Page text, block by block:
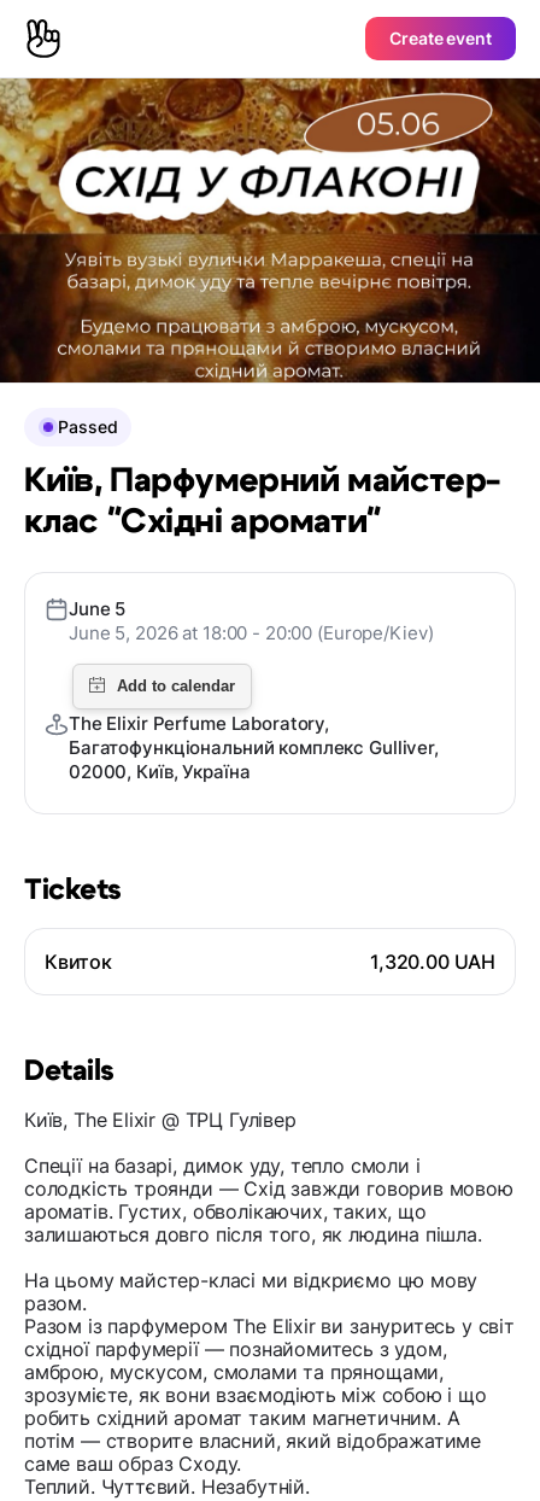
Create event
Tickets
Квиток 1,320.00 UAH
Details
Київ, The Elixir @ ТРЦ Гулівер
Спеції на базарі, димок уду, тепло смоли і
солодкість троянди — Схід завжди говорив мовою
ароматів. Густих, обволікаючих, таких, що
залишаються довго після того, як людина пішла.
На цьому майстер-класі ми відкриємо цю мову
разом.
Разом із парфумером The Elixir ви зануритесь у світ
східної парфумерії — познайомитесь з удом,
амброю, мускусом, смолами та прянощами,
зрозумієте, як вони взаємодіють між собою і що
робить східний аромат таким магнетичним. А
потім — створите власний, який відображатиме
саме ваш образ Сходу.
Теплий. Чуттєвий. Незабутній.
Passed
Київ, Парфумерний майстер-
клас "Східні аромати"
June 5
June 5, 2026 at 18:00 - 20:00 (Europe/Kiev)
The Elixir Perfume Laboratory,
Багатофункціональний комплекс Gulliver,
02000, Київ, Україна